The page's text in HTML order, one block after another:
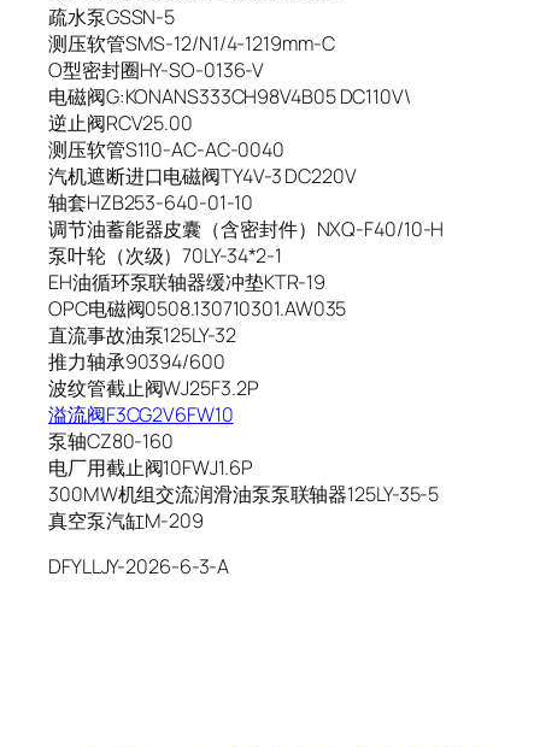
疏水泵GSSN-5
测压软管SMS-12/N1/4-1219mm-C
O型密封圈HY-SO-0136-V
电磁阀G:KONANS333CH98V4B05 DC110V\
逆止阀RCV25.00
测压软管S110-AC-AC-0040
汽机遮断进口电磁阀TY4V-3 DC220V
轴套HZB253-640-01-10
调节油蓄能器皮囊（含密封件）NXQ-F40/10-H
泵叶轮（次级）70LY-34*2-1
EH油循环泵联轴器缓冲垫KTR-19
OPC电磁阀0508.130710301.AW035
直流事故油泵125LY-32
推力轴承90394/600
波纹管截止阀WJ25F3.2P
溢流阀F3CG2V6FW10
泵轴CZ80-160
电厂用截止阀10FWJ1.6P
300MW机组交流润滑油泵泵联轴器125LY-35-5
真空泵汽缸M-209
DFYLLJY-2026-6-3-A